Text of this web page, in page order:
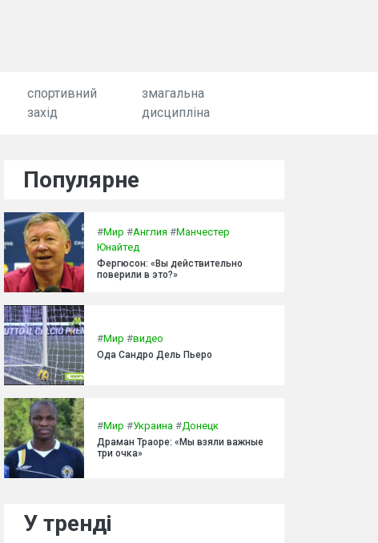
спортивний
захід
змагальна
дисципліна
Популярне
#Мир #Англия #Манчестер
Юнайтед
Фергюсон: «Вы действительно
поверили в это?»
#Мир #видео
Ода Сандро Дель Пьеро
#Мир #Украина #Донецк
Драман Траоре: «Мы взяли важные
три очка»
У тренді